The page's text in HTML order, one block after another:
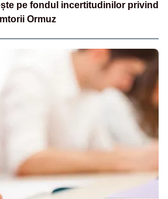
pe fondul incertitudinilor privind
Ormuz